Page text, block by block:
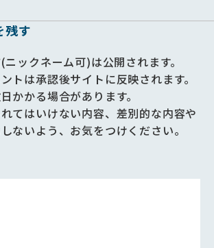
残す
ックネーム可)は公開されます。
トは承認後サイトに反映されます。
かかる場合があります。
てはいけない内容、差別的な内容や
ないよう、お気をつけください。